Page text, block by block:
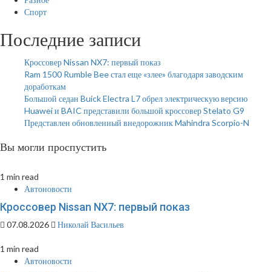
Спорт
Последние записи
Кроссовер Nissan NX7: первый показ
Ram 1500 Rumble Bee стал еще «злее» благодаря заводским
доработкам
Большой седан Buick Electra L7 обрел электрическую версию
Huawei и BAIC представили большой кроссовер Stelato G9
Представлен обновленный внедорожник Mahindra Scorpio-N
Вы могли проспустить
1 min read
Автоновости
Кроссовер Nissan NX7: первый показ
07.08.2026 Николай Васильев
1 min read
Автоновости